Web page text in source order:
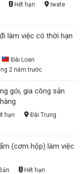
Hết hạn
Iwate
làm việc có thời hạn
Đài Loan
2 năm trước
gói, gia công sản
hạn
Đài Trung
(cơm hộp) làm việc
Hết hạn